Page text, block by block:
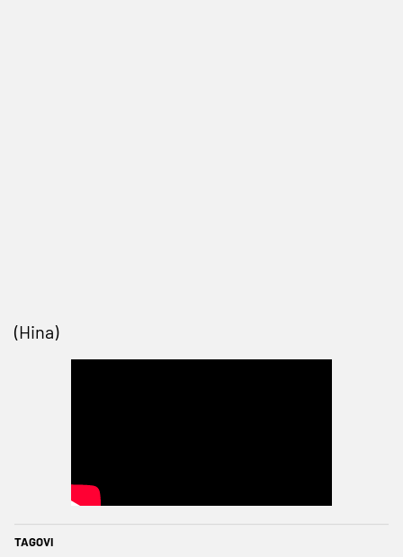
(Hina)
TAGOVI